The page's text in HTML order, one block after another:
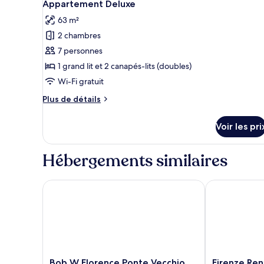
chambre
Studio
toutes
les
photos
pour
ce
type
chambre :
Appartement Deluxe
63 m²
2 chambres
7 personnes
1 grand lit et 2 canapés-lits (doubles)
Wi-Fi gratuit
Plus de détails
Plus
le
type
de
Appartement
Voir les
Hébergements similaires
Bob
Bob W Florence Ponte Vecchio
Firenze
Firenze Rentals